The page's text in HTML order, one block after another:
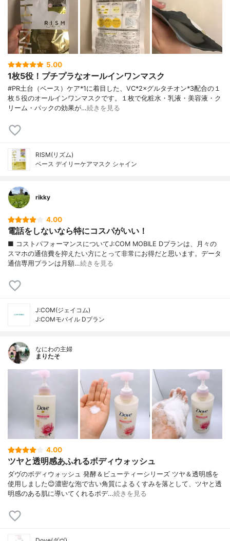
5.00
1枚5役！プチプラなオールインワンマスク
#PR土台（ベース）ケア*1に着目した、VC*2×グルタチオン*3配合の１
枚５役のオールインワンマスクです。１枚で化粧水・乳液・美容液・ク
リーム・パックの効果が…続きを見る
RISM(リズム)
ベース デイリーケアマスク シャイン
rikky
4.00
電話をしないなら特にコスパがいい！
■ コストパフォーマンスについてJ:COM MOBILE Dプランは、月々の
スマホの通信費を抑えたい方にとって非常にお得だと思います。データ
通信専用プランは月額…続きを見る
J:COM(ジェイコム)
J:COMモバイル Dプラン
なにわの主婦
まりたそ
4.00
ツヤと透明感あふれるボディウォッシュ
ダヴのボディウォッシュ 発酵＆ビューティーシリーズ ツヤ＆透明感を
使用しました😊濃密な泡で古い角質によるくすみを落として、ツヤと透
明感のある肌に導いてくれるボデ…続きを見る